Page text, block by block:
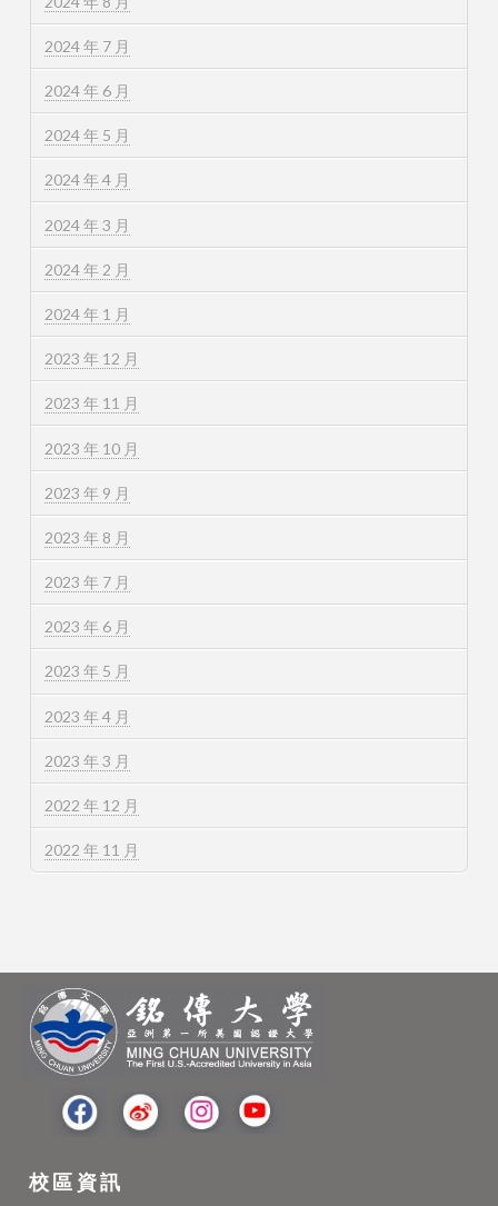
2024 年 7 月
2024 年 6 月
2024 年 5 月
2024 年 4 月
2024 年 3 月
2024 年 2 月
2024 年 1 月
2023 年 12 月
2023 年 11 月
2023 年 10 月
2023 年 9 月
2023 年 8 月
2023 年 7 月
2023 年 6 月
2023 年 5 月
2023 年 4 月
2023 年 3 月
2022 年 12 月
2022 年 11 月
校區資訊